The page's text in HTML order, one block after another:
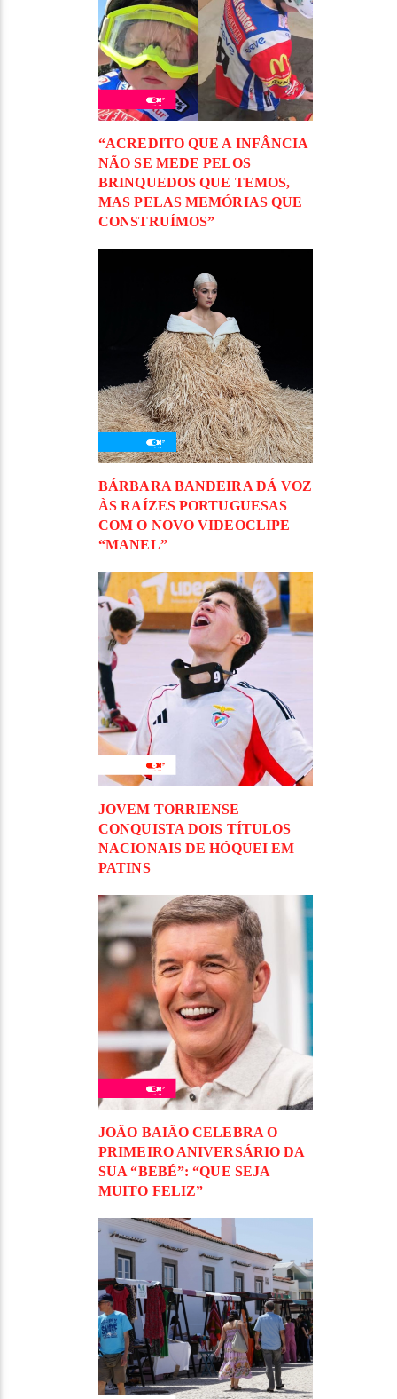
“ACREDITO QUE A INFÂNCIA
NÃO SE MEDE PELOS
BRINQUEDOS QUE TEMOS,
MAS PELAS MEMÓRIAS QUE
CONSTRUÍMOS”
BÁRBARA BANDEIRA DÁ VOZ
ÀS RAÍZES PORTUGUESAS
COM O NOVO VIDEOCLIPE
“MANEL”
JOVEM TORRIENSE
CONQUISTA DOIS TÍTULOS
NACIONAIS DE HÓQUEI EM
PATINS
JOÃO BAIÃO CELEBRA O
PRIMEIRO ANIVERSÁRIO DA
SUA “BEBÉ”: “QUE SEJA
MUITO FELIZ”